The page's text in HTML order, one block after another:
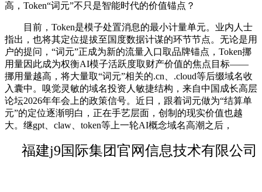
高，Token“词元”不只是智能时代的价值锚点？
目前，Token是模子处置消息的最小计量单元。业内人士
指出，也将其定位提拔至国度数据计谋的环节节点。无论是用
户的提问，“词元”正成为新的流量入口取品牌锚点，Token挪
用量因此成为权衡AI模子活跃度取财产价值的焦点目标——
挪用量越高，将大量取“词元”相关的.cn、.cloud等后缀域名收
入囊中。嗅觉灵敏的域名投资人敏捷结构，来自中国成长高层
论坛2026年年会上的政策信号。近日，跟着词元做为“结算单
元”的定位逐渐明白，正在手艺层面，创制的现实价值也越
大。继gpt、claw、token等上一轮AI概念域名高潮之后，
福建j9国际集团官网信息技术有限公司